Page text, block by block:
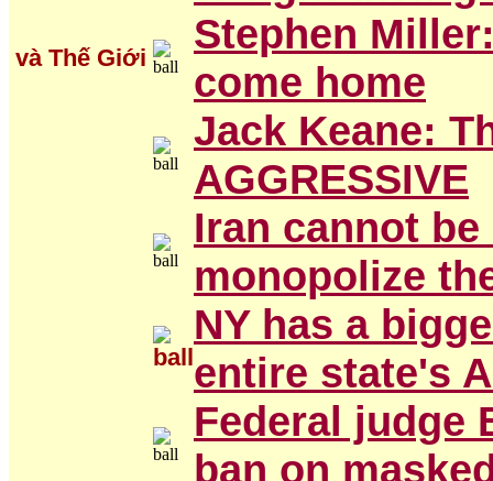
và Thế Giới
Stephen
come home
Jack Keane:
AGGRESSIVE
Iran cannot
monopolize
NY has a
entire state's
Federal judge
ban on